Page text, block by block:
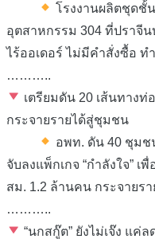
โรงงานผลิตชุดชั้
อุตสาหกรรม 304 ที่ปราจี
ไร้ออเดอร์ ไม่มีคำสั่งซื้อ
………..
เตรียมดัน 20 เส้นทางท่
กระจายรายได้สู่ชุมชน
อพท. ดัน 40 ชุมช
จับลงแพ็กเกจ “กำลังใจ”
สม. 1.2 ล้านคน กระจายร
………..
“นกสกู๊ต” ยังไม่เจ๊ง แค่